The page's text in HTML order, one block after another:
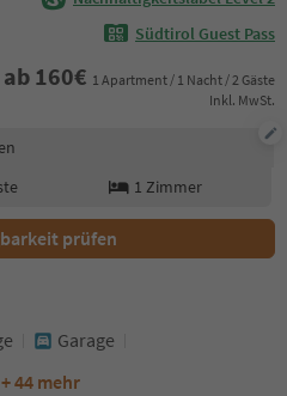
Südtirol Guest Pass
ab 160€ 1 Apartment / 1 Nacht / 2 Gäste
Inkl. MwSt.
1 Zimmer
prüfen
Garage
+ 44 mehr